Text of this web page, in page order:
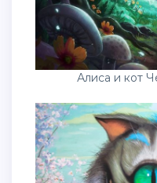
Алиса и кот